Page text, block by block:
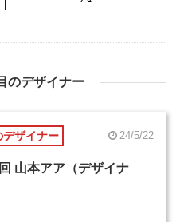
のデザイナー
デザイナー 24/5/22
山本アア（デザイナ